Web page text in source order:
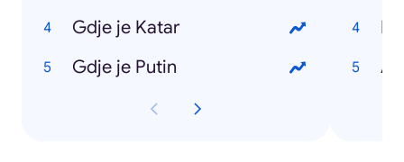
Gdje je Katar
Gdje je Putin